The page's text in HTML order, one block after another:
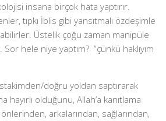
insana birçok hata yaptırır.
tıpkı İblis gibi yansıtmalı özdeşimle
Üstelik çoğu zaman manipüle
hele niye yaptım? “çünkü haklıyım
doğru yoldan saptırarak
hayırlı olduğunu, Allah’a kanıtlama
arkalarından, sağlarından,